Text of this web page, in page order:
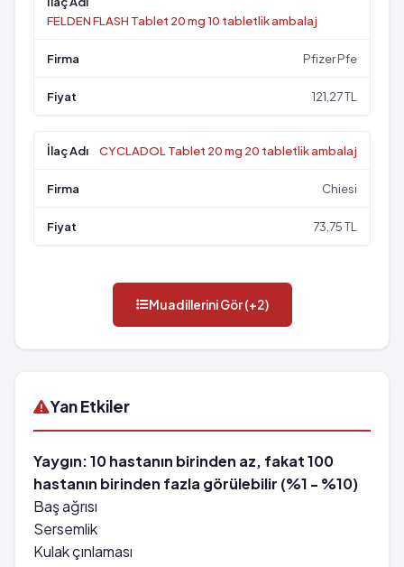
FELDEN FLASH Tablet 20 mg 10 tabletlik ambalaj
Pfizer Pfe
121,27 TL
CYCLADOL Tablet 20 mg 20 tabletlik ambalaj
Chiesi
73,75 TL
Muadillerini Gör (+2)
Yan Etkiler
Yaygın: 10 hastanın birinden az, fakat 100
hastanın birinden fazla görülebilir (%1 - %10)
Baş ağrısı
Sersemlik
Kulak çınlaması